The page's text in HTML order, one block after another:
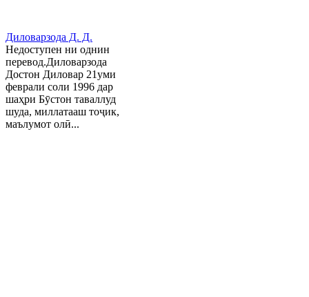
Диловарзода Д. Д.
Недоступен ни однин
перевод.Диловарзода
Достон Диловар 21уми
феврали соли 1996 дар
шаҳри Бӯстон таваллуд
шуда, миллатааш тоҷик,
маълумот олӣ...